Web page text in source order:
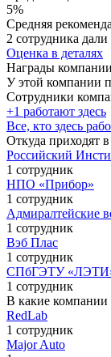
5%
Средняя
2 сотрудника
Оценка в деталях
Награды компании
У этой компании
Сотрудники
+1 работают здесь
Все, кто здесь
Откуда приходят
Российский
1 сотрудник
НПО «Прибор»
1 сотрудник
Адмиралтейские
1 сотрудник
Вэб Плас
1 сотрудник
СПбГЭТУ
1 сотрудник
В какие компании
RedLab
1 сотрудник
Major Auto